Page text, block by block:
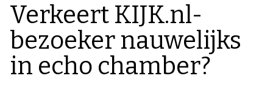
Verkeert KIJK.nl-
bezoeker nauwelijks
in echo chamber?